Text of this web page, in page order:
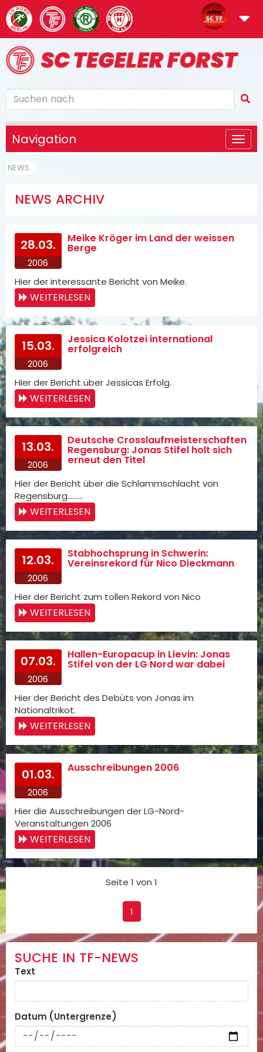
Navigation
NEWS
NEWS ARCHIV
28.03.
2006
Meike Kröger im Land der weissen
Berge
Hier der interessante Bericht von Meike.
WEITERLESEN
15.03.
2006
Jessica Kolotzei international
erfolgreich
Hier der Bericht über Jessicas Erfolg.
WEITERLESEN
13.03.
2006
Deutsche Crosslaufmeisterschaften
Regensburg: Jonas Stifel holt sich
erneut den Titel
Hier der Bericht über die Schlammschlacht von
Regensburg.........
WEITERLESEN
12.03.
2006
Stabhochsprung in Schwerin:
Vereinsrekord für Nico Dieckmann
Hier der Bericht zum tollen Rekord von Nico
WEITERLESEN
07.03.
2006
Hallen-Europacup in Lievin: Jonas
Stifel von der LG Nord war dabei
Hier der Bericht des Debüts von Jonas im
Nationaltrikot.
WEITERLESEN
01.03.
2006
Ausschreibungen 2006
Hier die Ausschreibungen der LG-Nord-
Veranstaltungen 2006
WEITERLESEN
Seite 1 von 1
1
SUCHE IN TF-NEWS
Text
Datum (Untergrenze)